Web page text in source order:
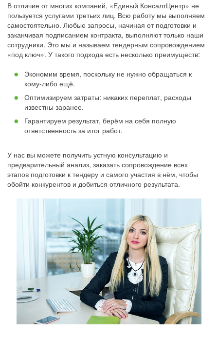
В отличие от многих компаний, «Единый КонсалтЦентр» не
пользуется услугами третьих лиц. Всю работу мы выполняем
самостоятельно. Любые запросы, начиная от подготовки и
заканчивая подписанием контракта, выполняют только наши
сотрудники. Это мы и называем тендерным сопровождением
«под ключ». У такого подхода есть несколько преимуществ:
Экономим время, поскольку не нужно обращаться к
кому-либо ещё.
Оптимизируем затраты: никаких переплат, расходы
известны заранее.
Гарантируем результат, берём на себя полную
ответственность за итог работ.
У нас вы можете получить устную консультацию и
предварительный анализ, заказать сопровождение всех
этапов подготовки к тендеру и самого участия в нём, чтобы
обойти конкурентов и добиться отличного результата.